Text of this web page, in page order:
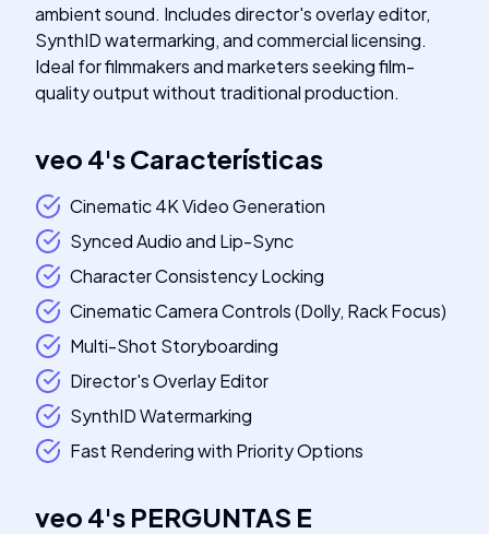
ambient sound. Includes director's overlay editor,
SynthID watermarking, and commercial licensing.
Ideal for filmmakers and marketers seeking film-
quality output without traditional production.
veo 4'sCaracterísticas
Cinematic 4K Video Generation
Synced Audio and Lip-Sync
Character Consistency Locking
Cinematic Camera Controls (Dolly, Rack Focus)
Multi-Shot Storyboarding
Director's Overlay Editor
SynthID Watermarking
Fast Rendering with Priority Options
veo 4's PERGUNTAS E